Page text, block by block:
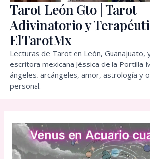
Tarot León Gto | Tarot
Adivinatorio y
ElTarotMx
Lecturas de Tarot en León, Guanajuato,
escritora mexicana Jéssica de la Portilla
ángeles, arcángeles, amor, astrología y
personal.